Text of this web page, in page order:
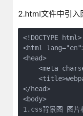
2.html文件中引入
<!DOCTYPE html>
<html
<head>
<meta
</head>
<body>
1.css背景图 图片